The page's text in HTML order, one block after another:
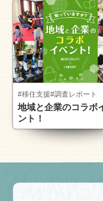
#移住支援#調査レポート
地域と企業のコラボ
ント！